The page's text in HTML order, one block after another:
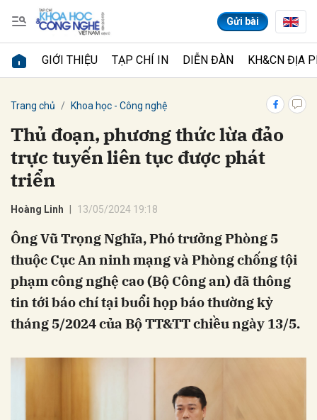
Gửi bài
GIỚI THIỆU TẠP CHÍ IN DIỄN ĐÀN KH&CN ĐỊA
Trang chủ Khoa học - Công nghệ
Thủ đoạn, phương thức lừa đảo
trực tuyến liên tục được phát
triển
Hoàng Linh 13/05/2024 19:18
Ông Vũ Trọng Nghĩa, Phó trưởng Phòng 5
thuộc Cục An ninh mạng và Phòng chống tội
phạm công nghệ cao (Bộ Công an) đã thông
tin tới báo chí tại buổi họp báo thường kỳ
tháng 5/2024 của Bộ TT&TT chiều ngày 13/5.
Gửi bình luận
Hủy Gửi